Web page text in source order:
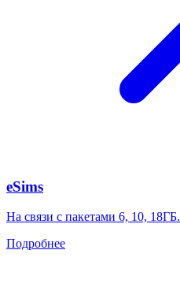
eSims
На связи с пакетами 6, 10, 18ГБ.
Подробнее